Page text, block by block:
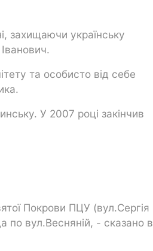
захищаючи українську
та особисто від себе
У 2007 році закінчив
Покрови ПЦУ (вул.Сергія
по вул.Весняній, - сказано в